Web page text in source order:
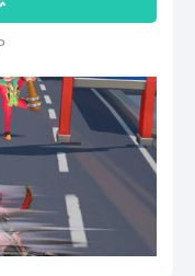
根本停不下来！ 多
荡秋千、滑翔翼、
法应有尽有！ 探索
说着宏伟的故事背
发有关时空的幻想！